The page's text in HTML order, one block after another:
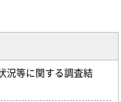
況等に関する調査結